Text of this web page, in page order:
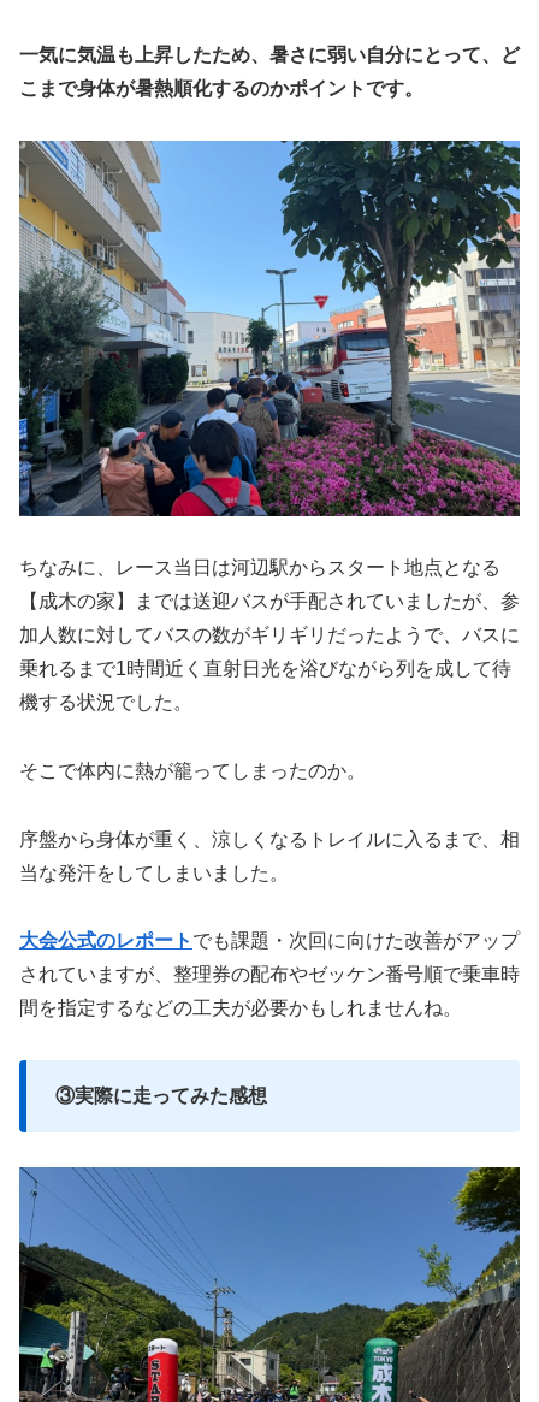
一気に気温も上昇したため、暑さに弱い自分にとって、ど
こまで身体が暑熱順化するのかポイントです。
ちなみに、レース当日は河辺駅からスタート地点となる
【成木の家】までは送迎バスが手配されていましたが、参
加人数に対してバスの数がギリギリだったようで、バスに
乗れるまで1時間近く直射日光を浴びながら列を成して待
機する状況でした。
そこで体内に熱が籠ってしまったのか。
序盤から身体が重く、涼しくなるトレイルに入るまで、相
当な発汗をしてしまいました。
大会公式のレポート でも課題・次回に向けた改善がアップ
されていますが、整理券の配布やゼッケン番号順で乗車時
間を指定するなどの工夫が必要かもしれませんね。
③実際に走ってみた感想